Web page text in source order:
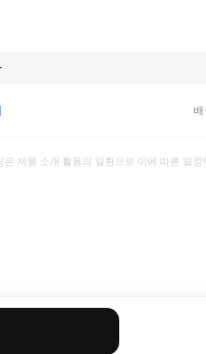
배
은 제품 소개 활동의 일환으로 이에 따른 일